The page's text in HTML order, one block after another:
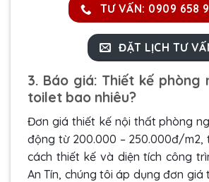
TƯ VẤN: 0909 658
ĐẶT LỊCH TƯ
3. Báo giá: Thiết kế phòng
toilet bao nhiêu?
Đơn giá thiết kế nội thất phòng
động từ 200.000 – 250.000đ/m2,
cách thiết kế và diện tích công
An Tín, chúng tôi áp dụng đơn